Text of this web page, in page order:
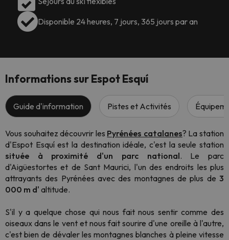
Disponible 24 heures, 7 jours, 365 jours par an
Informations sur Espot Esquí
Guide d'information Pistes et Activités
Vous souhaitez découvrir les Pyrénées catalanes? La station
d'Espot Esquí est la destination idéale, c'est la seule station
située à proximité d'un parc national. Le parc
d'Aigüestortes et de Sant Maurici, l'un des endroits les plus
attrayants des Pyrénées avec des montagnes de plus de 3
000 m d' altitude.
S'il y a quelque chose qui nous fait nous sentir comme des
oiseaux dans le vent et nous fait sourire d'une oreille à l'autre,
c'est bien de dévaler les montagnes blanches à pleine vitesse